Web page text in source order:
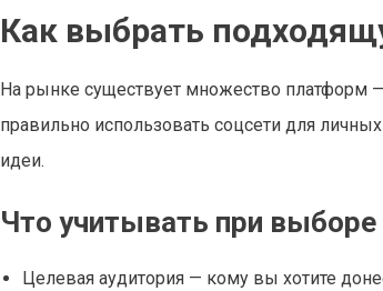
Как выбрать
На рынке существует множество платформ —
правильно использовать соцсети для
идеи.
Что учитывать при выборе
Целевая аудитория — кому вы хотите